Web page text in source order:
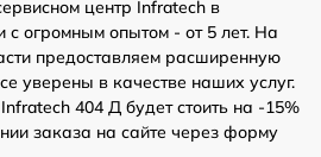
центр Infratech в
с огромным опытом - от 5 лет. На
предоставляем расширенную
уверены в качестве наших услуг.
404 Д будет стоить на -15%
заказа на сайте через форму